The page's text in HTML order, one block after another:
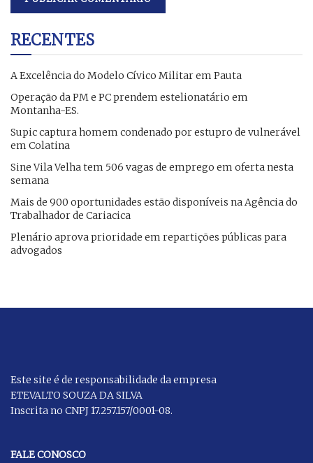
RECENTES
A Excelência do Modelo Cívico Militar em Pauta
Operação da PM e PC prendem estelionatário em
Montanha-ES.
Supic captura homem condenado por estupro de vulnerável
em Colatina
​Sine Vila Velha tem 506 vagas de emprego em oferta nesta
semana
Mais de 900 oportunidades estão disponíveis na Agência do
Trabalhador de Cariacica
Plenário aprova prioridade em repartições públicas para
advogados
Este site é de responsabilidade da empresa
ETEVALTO SOUZA DA SILVA
Inscrita no CNPJ 17.257.157/0001-08.
FALE CONOSCO